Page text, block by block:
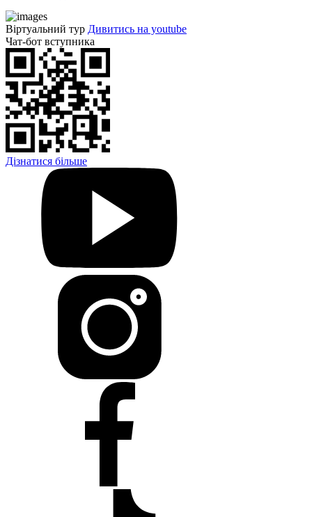
Віртуальний тур Дивитись на youtube
Чат-бот вступника
Дізнатися більше